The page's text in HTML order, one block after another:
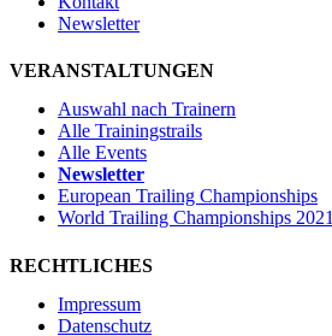
Newsletter
VERANSTALTUNGEN
Auswahl nach Trainern
Alle Trainingstrails
Alle Events
Newsletter
European Trailing Championships
World Trailing Championships 2021
RECHTLICHES
Impressum
Datenschutz